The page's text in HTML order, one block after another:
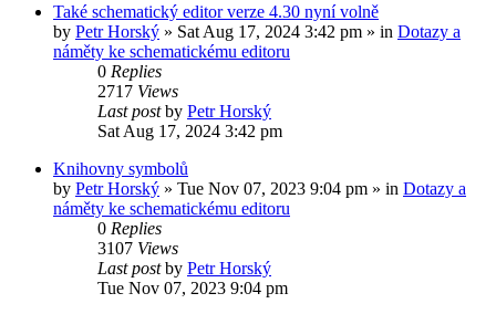
Také schematický editor verze 4.30 nyní volně
by Petr Horský » Sat Aug 17, 2024 3:42 pm » in Dotazy a
náměty ke schematickému editoru
0 Replies
2717 Views
Last postby Petr Horský
Sat Aug 17, 2024 3:42 pm
Knihovny symbolů
by Petr Horský » Tue Nov 07, 2023 9:04 pm » in Dotazy a
náměty ke schematickému editoru
0 Replies
3107 Views
Last postby Petr Horský
Tue Nov 07, 2023 9:04 pm